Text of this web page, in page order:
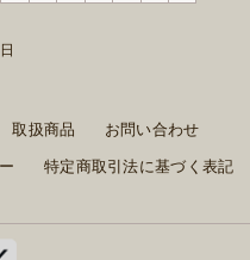
取扱商品 お問い合わせ
特定商取引法に基づく表記